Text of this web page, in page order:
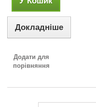
Докладніше
Додати для
порівняння